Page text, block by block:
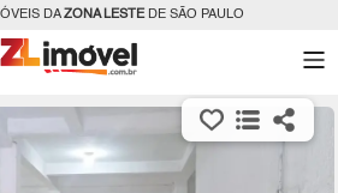
DAZONA LESTEDE SÃO PAULO